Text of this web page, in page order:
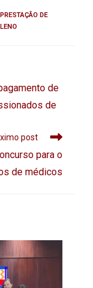
PRESTAÇÃO DE
de
de
post
para o
de médicos